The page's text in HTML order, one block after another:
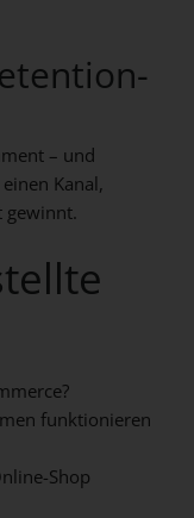
– und
Kanal,
gewinnt.
funktionieren
Shop